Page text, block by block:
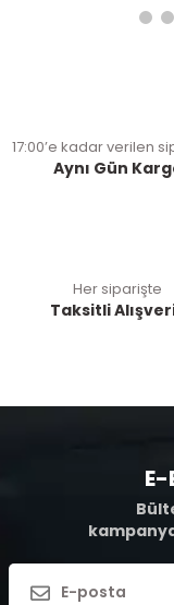
17:00’e kadar verilen
Aynı Gün
Her siparişte
Taksitli